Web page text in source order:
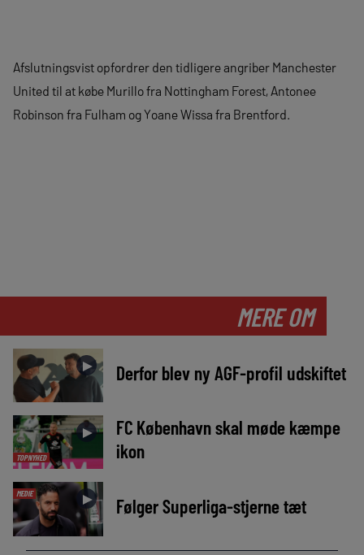
Afslutningsvist opfordrer den tidligere angriber Manchester
United til at købe Murillo fra Nottingham Forest, Antonee
Robinson fra Fulham og Yoane Wissa fra Brentford.
MERE OM
► Derfor blev ny AGF-profil udskiftet
TOPNYHED
►
FC København skal møde kæmpe
ikon
MEDIE ► Følger Superliga-stjerne tæt